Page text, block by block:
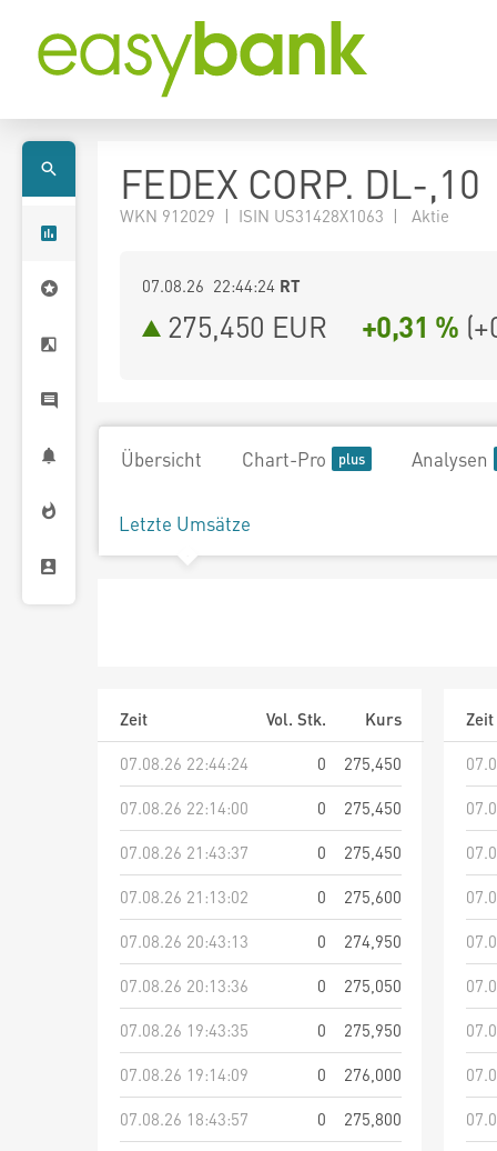
FEDEX CORP. DL-,10
WKN 912029 | ISIN US31428X1063 | Aktie
07.08.26 22:44:24 RT
275,450 EUR +0,31 % (
Übersicht Chart-Pro Analysen
Letzte Umsätze
Zeit Vol. Stk.
Kurs
07.08.26 22:44:24
0
275,450
07.08.26 22:14:00
0
275,450
07.08.26 21:43:37
0
275,450
07.08.26 21:13:02
0
275,600
07.08.26 20:43:13
0
274,950
07.08.26 20:13:36
0
275,050
07.08.26 19:43:35
0
275,950
07.08.26 19:14:09
0
276,000
07.08.26 18:43:57
0
275,800
Zeit